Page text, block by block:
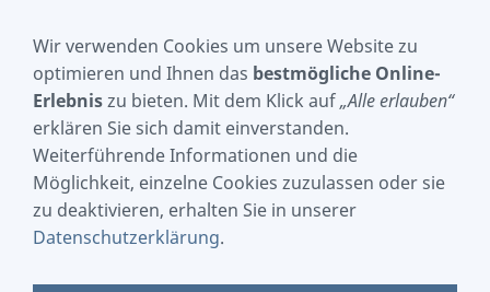
NAVIGATION EINBLENDEN
"Performer-Playbacks
Vol. 2" für OAX-
Wir verwenden Cookies um unsere Website zu
optimieren und Ihnen das bestmögliche Online-
Erlebniszu bieten. Mit dem Klick auf„Alle erlauben“
erklären Sie sich damit einverstanden.
Weiterführende Informationen und die
Möglichkeit, einzelne Cookies zuzulassen oder sie
zu deaktivieren, erhalten Sie in unserer
Datenschutzerklärung.